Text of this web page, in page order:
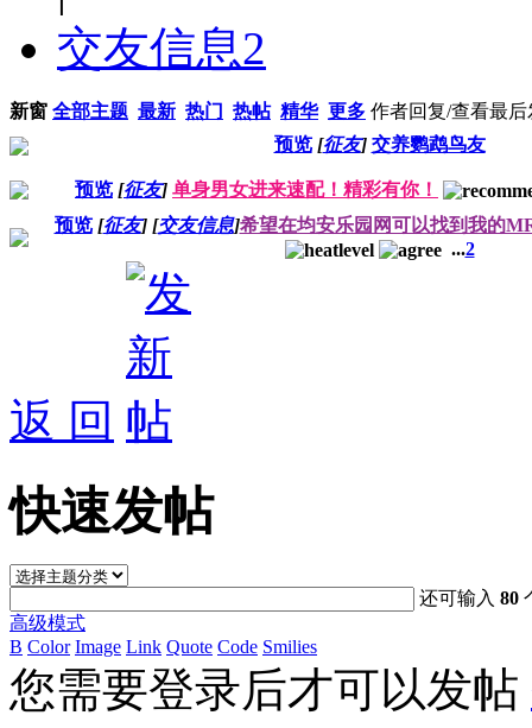
交友信息2
新窗 全部主题 最新 热门 热帖 精华 更多 作者回复/查看最后
预览 [征友] 交养鹦鹉鸟友
预览 [征友] 单身男女进来速配！精彩有你！
预览 [征友] [交友信息]希望在均安乐园网可以找到我的
...2
返 回
快速发帖
还可输入80
高级模式
B Color Image Link Quote Code Smilies
您需要登录后才可以发帖